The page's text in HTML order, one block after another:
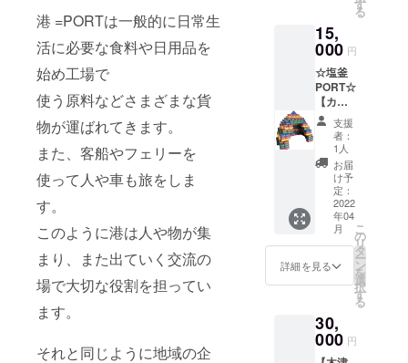
港 =PORTは一般的に日常生
活に必要な食料や日用品を
始め工場で
使う原料などさまざまな貨
物が運ばれてきます。
また、客船やフェリーを
使って人や車も旅をしま
す。
このように港は人や物が集
まり、また出ていく交流の
場で大切な役割を担ってい
ます。
それと同じように地域の企
材料
は ・
小麦
（国内
産）・
パン酵
母・牛
乳・バ
ター・
食塩
等 と
なりま
す。 ※
北摂
PORTの
ンは
菓子製
認可を
受けて
いま
す。
老舗
店、東
京日本
橋にあ
る「千
疋屋総
本店」
様御用
達、島
根県唯
一の生
産農家
が作る
西条柿
たお酢
です。
リン
ク、 柿
酢入り
イズが
大きい
場合は
別途ギ
ガファ
イル便
などで
PCを経
由した
やり取
り対応
が可能
です。
現地に
お越し
は
USB等
お持ち
いただ
くか、
ター入
稿のお
が必要
となり
ます。
入稿
デー
ターは
PDF・
写真
（jpeg
）のモ
ノクロ
データ
となり
ます。
ザーサ
イズは
最大
ツや
バック
から当
日選ん
で加工
いただ
けま
す。 親
子参加
で合計2
点まで
加工で
きま
す。 そ
の際に
携帯等
で写真
いただ
くか、
す
る
15,
000 円
☆塩釜
PORT☆
【カ
ラー段
ブロッ
ク 54個
セッ
ト】 某
世界的
有名
ゲーム
イベン
ト等で
も採用
されま
にブ
ロック
を積み
支援
者：
1人
お届
け予
定：
2022
年04
月
詳細を見る
こ
の
リ
タ
ー
ン
を
選
択
す
る
30,
000 円